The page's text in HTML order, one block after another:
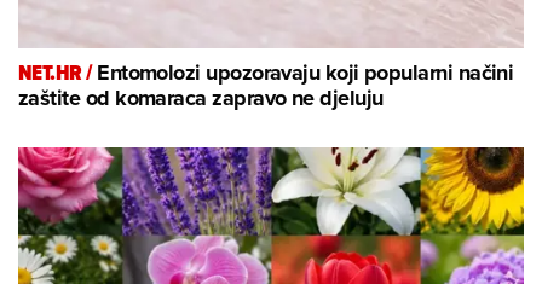
NET.HR /Entomolozi upozoravaju koji popularni načini
zaštite od komaraca zapravo ne djeluju